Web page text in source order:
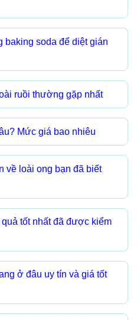
baking soda để diệt gián
ruồi thường gặp nhất
Mức giá bao nhiêu
về loài ong bạn đã biết
tốt nhất đã được kiểm
ở đâu uy tín và giá tốt